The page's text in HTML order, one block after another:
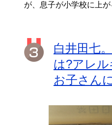
が、息子が小学校に上が
白井田七
は?アレル
お子さん